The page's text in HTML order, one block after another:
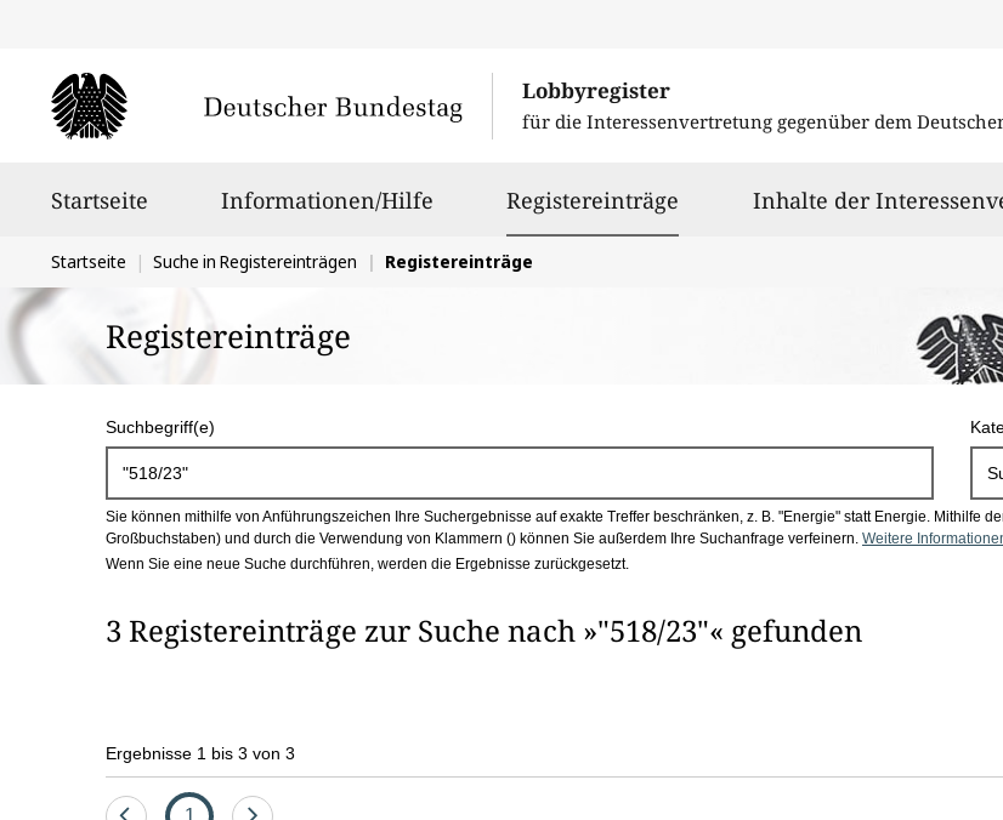
Lobbyregister
für die Interessenvertretung gegenüber dem
Startseite Informationen/Hilfe Registereinträge ausgewähltInhalte der
Sie
befinden
sich
hier:
Startseite Suche in Registereinträgen Registereinträge
Registereinträge
u
c
h
b
o
Suchbegriff(e)
Sie können mithilfe von Anführungszeichen Ihre Suchergebnisse auf exakte Treffer beschränken, z. B. "Energie" statt Energie. Mithilfe
Großbuchstaben) und durch die Verwendung von Klammern () können Sie außerdem Ihre Suchanfrage verfeinern. Weitere
Wenn Sie eine neue Suche durchführen, werden die Ergebnisse zurückgesetzt.
3 Registereinträge zur Suche nach »"518/23"« gefunden
Ergebnisse 1 bis 3 von 3
Eine
Seite
1
Eine